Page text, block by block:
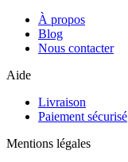
À propos
Blog
Nous contacter
Aide
Livraison
Paiement sécurisé
Mentions légales